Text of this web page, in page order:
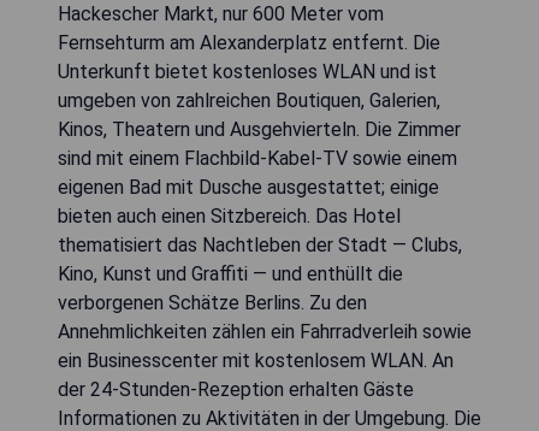
Hackescher Markt, nur 600 Meter vom
Fernsehturm am Alexanderplatz entfernt. Die
Unterkunft bietet kostenloses WLAN und ist
umgeben von zahlreichen Boutiquen, Galerien,
Kinos, Theatern und Ausgehvierteln. Die Zimmer
sind mit einem Flachbild-Kabel-TV sowie einem
eigenen Bad mit Dusche ausgestattet; einige
bieten auch einen Sitzbereich. Das Hotel
thematisiert das Nachtleben der Stadt — Clubs,
Kino, Kunst und Graffiti — und enthüllt die
verborgenen Schätze Berlins. Zu den
Annehmlichkeiten zählen ein Fahrradverleih sowie
ein Businesscenter mit kostenlosem WLAN. An
der 24-Stunden-Rezeption erhalten Gäste
Informationen zu Aktivitäten in der Umgebung. Die